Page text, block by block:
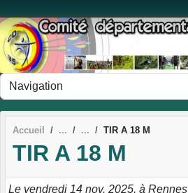
Accueil TIR A 18 M
TIR A 18 M
Le vendredi 14 nov. 2025, à Rennes